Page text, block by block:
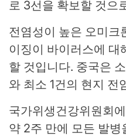
로 3선을 확보할 것으
전염성이 높은 오미크
이징이 바이러스에 대
할 것입니다. 중국은
와 최소 1건의 현지 전
국가위생건강위원회
약 2주 만에 모든 발